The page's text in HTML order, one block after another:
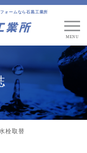
ォームなら石黒工業所
栓取替